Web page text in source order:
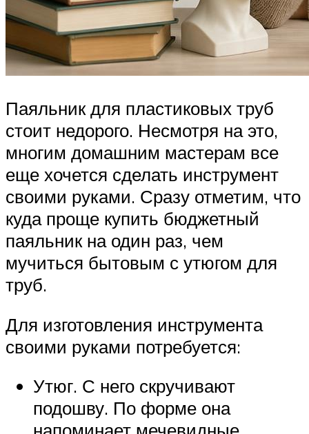
Паяльник для пластиковых труб
стоит недорого. Несмотря на это,
многим домашним мастерам все
еще хочется сделать инструмент
своими руками. Сразу отметим, что
куда проще купить бюджетный
паяльник на один раз, чем
мучиться бытовым с утюгом для
труб.
Для изготовления инструмента
своими руками потребуется:
Утюг. С него скручивают
подошву. По форме она